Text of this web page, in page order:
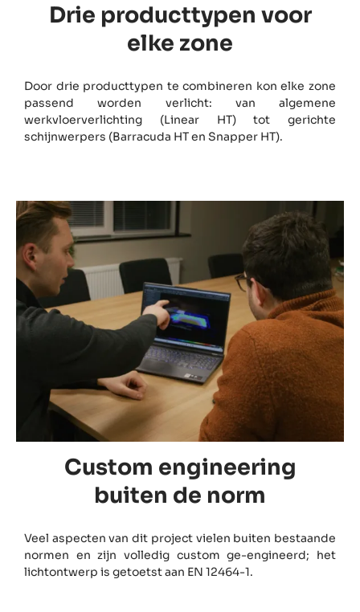
Drie producttypen voor
elke zone
Door drie producttypen te combineren kon elke zone
passend worden verlicht: van algemene
werkvloerverlichting (Linear HT) tot gerichte
schijnwerpers (Barracuda HT en Snapper HT).
Custom engineering
buiten de norm
Veel aspecten van dit project vielen buiten bestaande
normen en zijn volledig custom ge-engineerd; het
lichtontwerp is getoetst aan EN 12464-1.